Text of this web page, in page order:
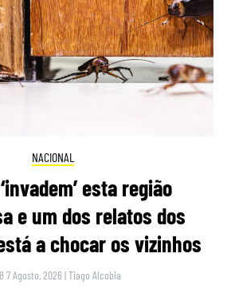
NACIONAL
esta região
e um dos relatos dos
a chocar os vizinhos
7 Agosto, 2026 |Tiago Alcobia